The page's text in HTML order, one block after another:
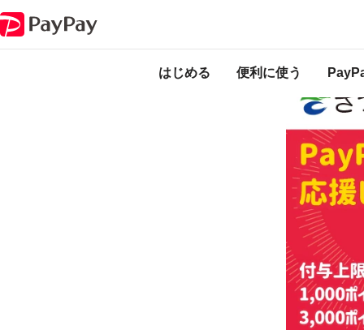
はじめる 便利に使う
になります。